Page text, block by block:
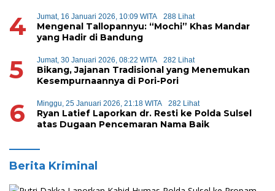
4 Jumat, 16 Januari 2026, 10:09 WITA 288 Lihat
Mengenal Tallopannyu: “Mochi” Khas Mandar
yang Hadir di Bandung
5 Jumat, 30 Januari 2026, 08:22 WITA 282 Lihat
Bikang, Jajanan Tradisional yang Menemukan
Kesempurnaannya di Pori-Pori
6 Minggu, 25 Januari 2026, 21:18 WITA 282 Lihat
Ryan Latief Laporkan dr. Resti ke Polda Sulsel
atas Dugaan Pencemaran Nama Baik
Berita Kriminal